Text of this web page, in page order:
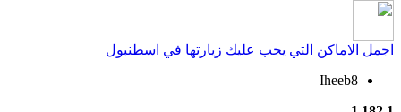
اجمل الاماكن التي يجب عليك زيارتها في اسطنبول
Iheeb8